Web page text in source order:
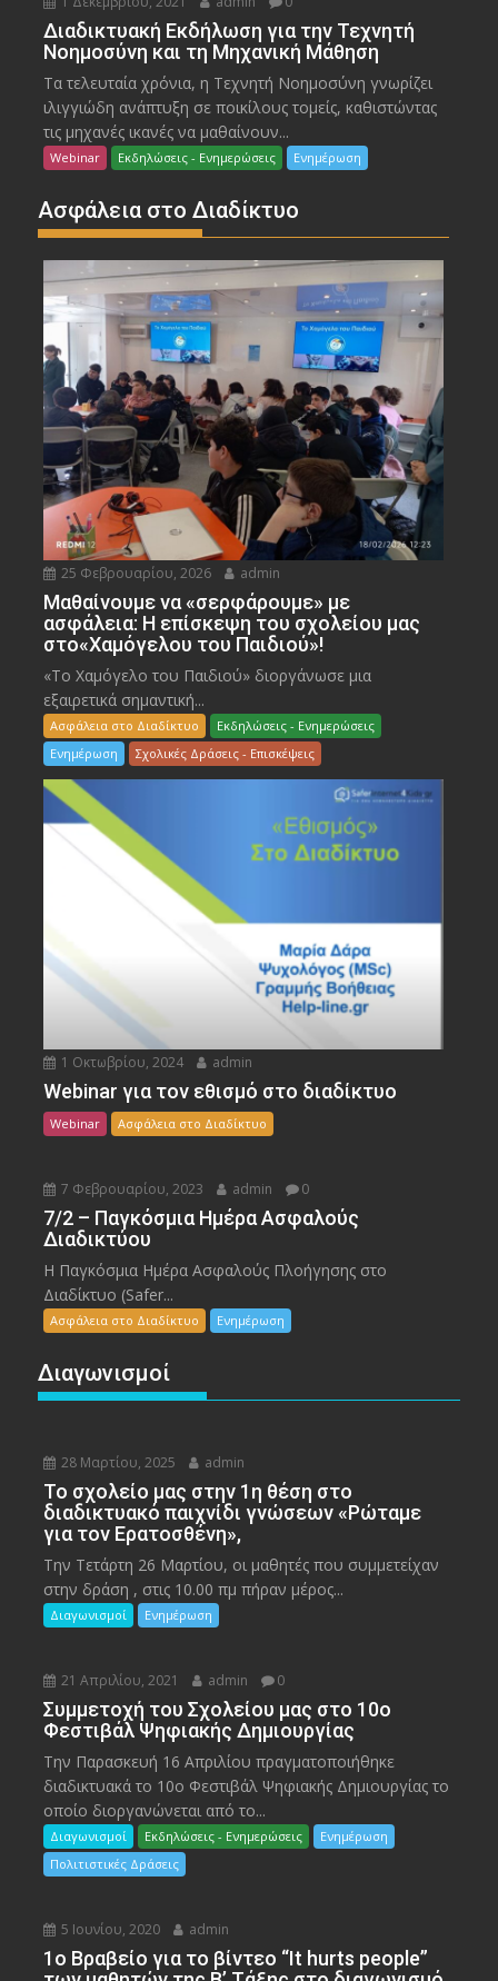
Διαδικτυακή Εκδήλωση για την Τεχνητή
Νοημοσύνη και τη Μηχανική Μάθηση
Τα τελευταία χρόνια, η Τεχνητή Νοημοσύνη γνωρίζει
ιλιγγιώδη ανάπτυξη σε ποικίλους τομείς, καθιστώντας
τις μηχανές ικανές να μαθαίνουν...
Webinar Εκδηλώσεις - Ενημερώσεις Ενημέρωση
Ασφάλεια στο Διαδίκτυο
25 Φεβρουαρίου, 2026 admin
Μαθαίνουμε να «σερφάρουμε» με
ασφάλεια: Η επίσκεψη του σχολείου μας
στο«Χαμόγελου του Παιδιού»!
«Το Χαμόγελο του Παιδιού» διοργάνωσε μια
εξαιρετικά σημαντική...
Ασφάλεια στο Διαδίκτυο
Εκδηλώσεις - Ενημερώσεις
Ενημέρωση
Σχολικές Δράσεις - Επισκέψεις
1 Οκτωβρίου, 2024 admin
Webinar για τον εθισμό στο διαδίκτυο
Webinar Ασφάλεια στο Διαδίκτυο
7 Φεβρουαρίου, 2023 admin 0
7/2 – Παγκόσμια Ημέρα Ασφαλούς
Διαδικτύου
Η Παγκόσμια Ημέρα Ασφαλούς Πλοήγησης στο
Διαδίκτυο (Safer...
Ασφάλεια στο Διαδίκτυο Ενημέρωση
Διαγωνισμοί
28 Μαρτίου, 2025 admin
To σχολείο μας στην 1η θέση στο
διαδικτυακό παιχνίδι γνώσεων «Ρώταμε
για τον Ερατοσθένη»,
Την Τετάρτη 26 Μαρτίου, οι μαθητές που συμμετείχαν
στην δράση , στις 10.00 πμ πήραν μέρος...
Διαγωνισμοί Ενημέρωση
21 Απριλίου, 2021 admin 0
Συμμετοχή του Σχολείου μας στο 10ο
Φεστιβάλ Ψηφιακής Δημιουργίας
Την Παρασκευή 16 Απριλίου πραγματοποιήθηκε
διαδικτυακά το 10ο Φεστιβάλ Ψηφιακής Δημιουργίας το
οποίο διοργανώνεται από το...
Διαγωνισμοί Εκδηλώσεις - Ενημερώσεις
Ενημέρωση
Πολιτιστικές Δράσεις
5 Ιουνίου, 2020 admin
1ο Βραβείο για το βίντεο “It hurts people”